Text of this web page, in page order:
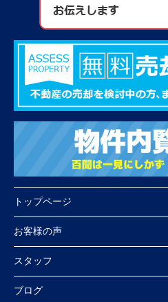
トップページ
お客様の声
スタッフ
ブログ